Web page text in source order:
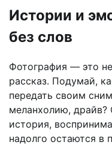
Истории и
без слов
Фотография — это
рассказ. Подумай,
передать своим
меланхолию, драйв?
история,
надолго остаются в